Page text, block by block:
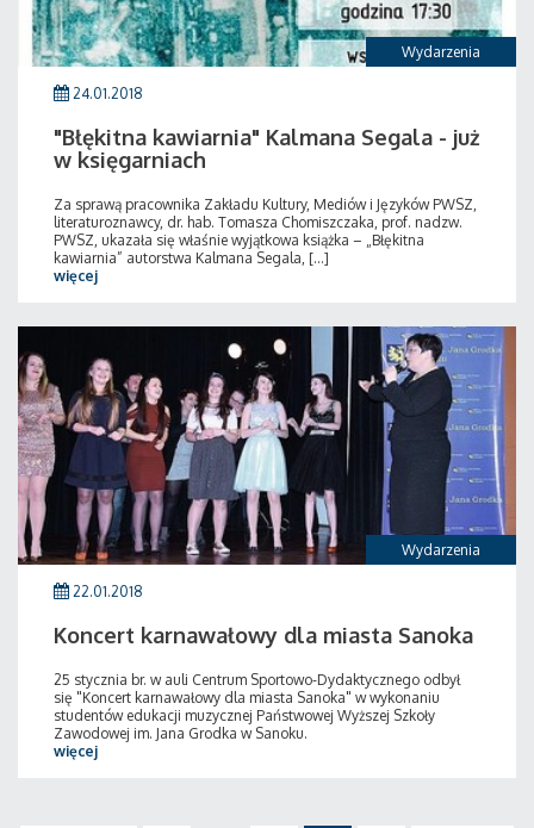
Wydarzenia
24.01.2018
"Błękitna kawiarnia" Kalmana Segala - już
w księgarniach
Za sprawą pracownika Zakładu Kultury, Mediów i Języków PWSZ,
literaturoznawcy, dr. hab. Tomasza Chomiszczaka, prof. nadzw.
PWSZ, ukazała się właśnie wyjątkowa książka – „Błękitna
kawiarnia” autorstwa Kalmana Segala, [...]
więcej
Wydarzenia
22.01.2018
Koncert karnawałowy dla miasta Sanoka
25 stycznia br. w auli Centrum Sportowo-Dydaktycznego odbył
się "Koncert karnawałowy dla miasta Sanoka" w wykonaniu
studentów edukacji muzycznej Państwowej Wyższej Szkoły
Zawodowej im. Jana Grodka w Sanoku.
więcej